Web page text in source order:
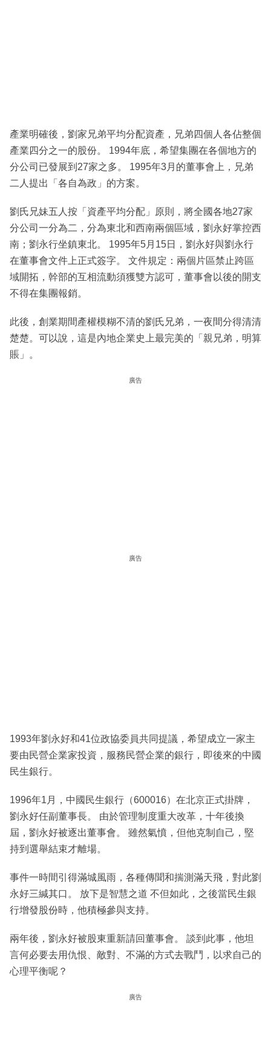
產業明確後，劉家兄弟平均分配資產，兄弟四個人各佔整個
產業四分之一的股份。 1994年底，希望集團在各個地方的
分公司已發展到27家之多。 1995年3月的董事會上，兄弟
二人提出「各自為政」的方案。
劉氏兄妹五人按「資產平均分配」原則，將全國各地27家
分公司一分為二，分為東北和西南兩個區域，劉永好掌控西
南；劉永行坐鎮東北。 1995年5月15日，劉永好與劉永行
在董事會文件上正式簽字。 文件規定：兩個片區禁止跨區
域開拓，幹部的互相流動須獲雙方認可，董事會以後的開支
不得在集團報銷。
此後，創業期間產權模糊不清的劉氏兄弟，一夜間分得清清
楚楚。可以說，這是內地企業史上最完美的「親兄弟，明算
賬」。
廣告
廣告
1993年劉永好和41位政協委員共同提議，希望成立一家主
要由民營企業家投資，服務民營企業的銀行，即後來的中國
民生銀行。
1996年1月，中國民生銀行（600016）在北京正式掛牌，
劉永好任副董事長。 由於管理制度重大改革，十年後換
屆，劉永好被逐出董事會。 雖然氣憤，但他克制自己，堅
持到選舉結束才離場。
事件一時間引得滿城風雨，各種傳聞和揣測滿天飛，對此劉
永好三緘其口。 放下是智慧之道 不但如此，之後當民生銀
行增發股份時，他積極參與支持。
兩年後，劉永好被股東重新請回董事會。 談到此事，他坦
言何必要去用仇恨、敵對、不滿的方式去戰鬥，以求自己的
心理平衡呢？
廣告